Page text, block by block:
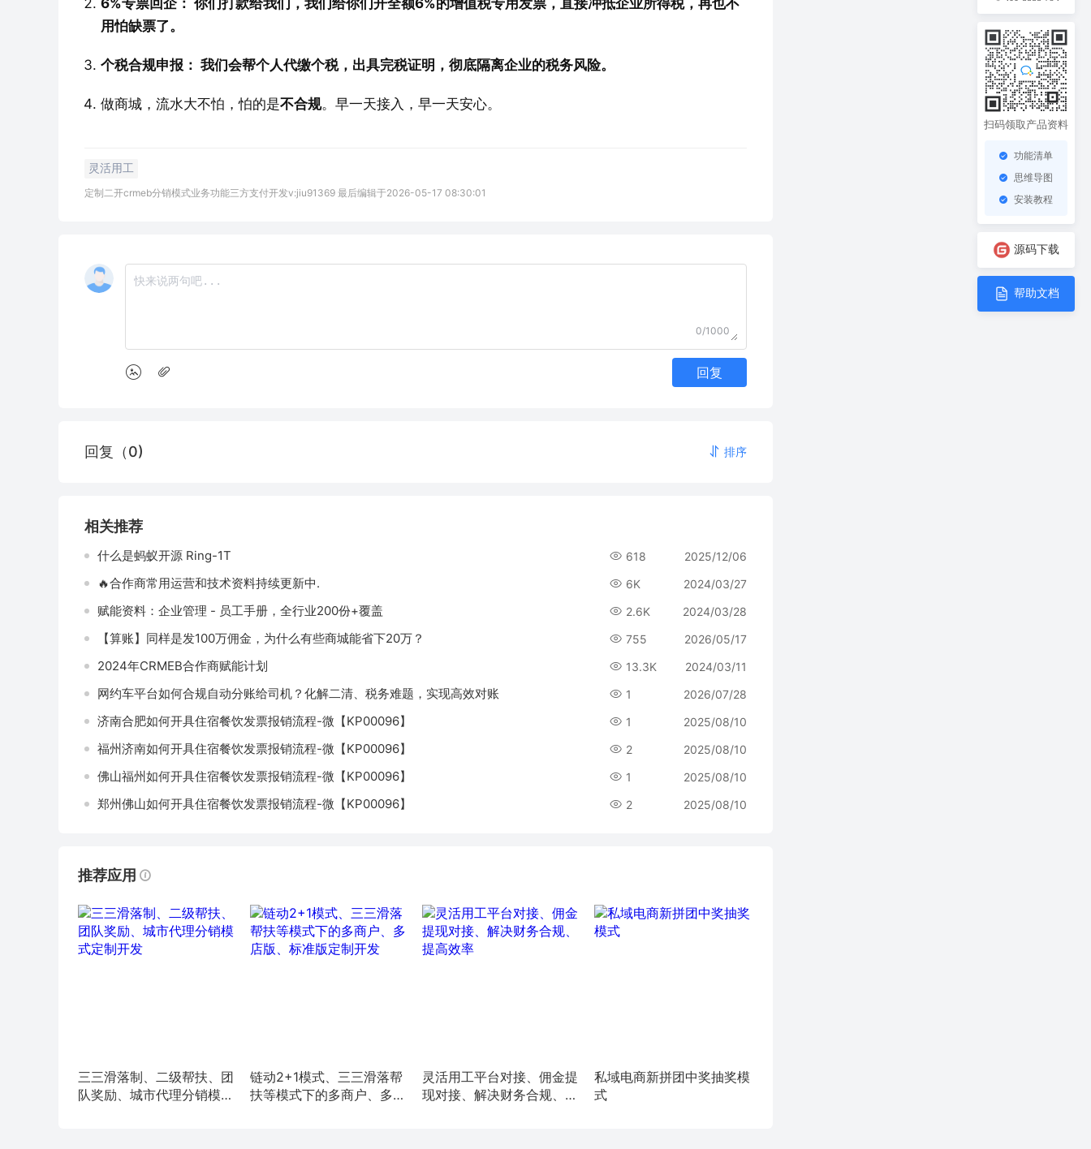
6%专票回企：​ 你们打款给我们，我们给你们开全额6%的增值税专用发票，直接冲抵企业所得税，再也不
用怕缺票了。
个税合规申报：​ 我们会帮个人代缴个税，出具完税证明，彻底隔离企业的税务风险。
做商城，流水大不怕，怕的是不合规。早一天接入，早一天安心。
灵活用工
定制二开crmeb分销模式业务功能三方支付开发v:jiu91369 最后编辑于2026-05-17 08:30:01
0/1000
回复
回复（0) 排序
相关推荐
什么是蚂蚁开源 Ring-1T 618 2025/12/06
🔥合作商常用运营和技术资料持续更新中. 6K 2024/03/27
赋能资料：企业管理 - 员工手册，全行业200份+覆盖 2.6K 2024/03/28
【算账】同样是发100万佣金，为什么有些商城能省下20万？ 755 2026/05/17
2024年CRMEB合作商赋能计划 13.3K 2024/03/11
网约车平台如何合规自动分账给司机？化解二清、税务难题，实现高效对账 1 2026/07/28
济南合肥如何开具住宿餐饮发票报销流程-微【KP00096】 1 2025/08/10
福州济南如何开具住宿餐饮发票报销流程-微【KP00096】 2 2025/08/10
佛山福州如何开具住宿餐饮发票报销流程-微【KP00096】 1 2025/08/10
郑州佛山如何开具住宿餐饮发票报销流程-微【KP00096】 2 2025/08/10
推荐应用
三三滑落制、二级帮扶、团
队奖励、城市代理分销模式
链动2+1模式、三三滑落帮
扶等模式下的多商户、多店
灵活用工平台对接、佣金提
现对接、解决财务合规、提
私域电商新拼团中奖抽奖模
式
扫码领取产品资料
功能清单
思维导图
安装教程
源码下载
帮助文档